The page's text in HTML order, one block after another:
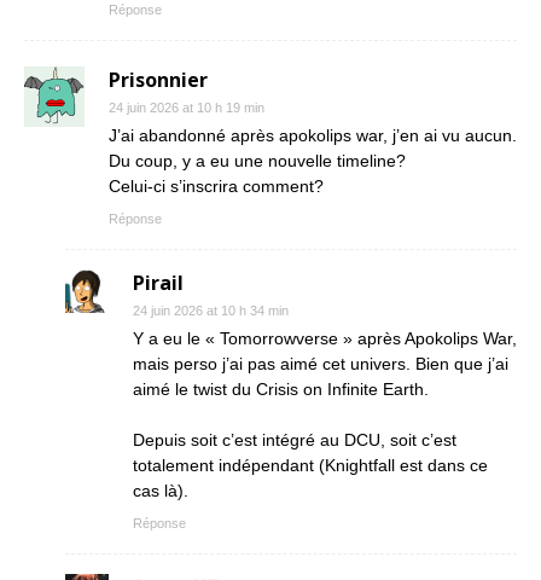
Réponse
Prisonnier
24 juin 2026 at 10 h 19 min
J’ai abandonné après apokolips war, j’en ai vu aucun.
Du coup, y a eu une nouvelle timeline?
Celui-ci s’inscrira comment?
Réponse
Pirail
24 juin 2026 at 10 h 34 min
Y a eu le « Tomorrowverse » après Apokolips War,
mais perso j’ai pas aimé cet univers. Bien que j’ai
aimé le twist du Crisis on Infinite Earth.
Depuis soit c’est intégré au DCU, soit c’est
totalement indépendant (Knightfall est dans ce
cas là).
Réponse